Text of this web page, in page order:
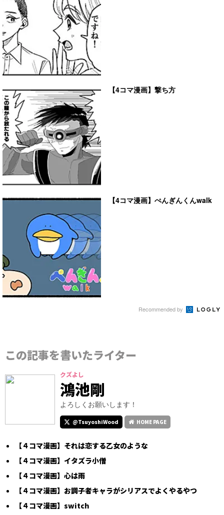
【4コマ漫画】撃ち方
【4コマ漫画】ぺんぎんくんwalk
Recommended by
この記事を書いたライター
クズよし
鴻池剛
よろしくお願いします！
@TsuyoshiWood HOME PAGE
【４コマ漫画】それは恋する乙女のような
【４コマ漫画】イタズラ小僧
【４コマ漫画】心は雨
【４コマ漫画】お調子者キャラがシリアスでよくやるやつ
【４コマ漫画】switch